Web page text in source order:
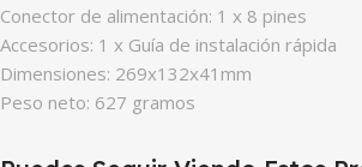
Conector de alimentación: 1 x 8 pines
Accesorios: 1 x Guía de instalación rápida
Dimensiones: 269x132x41mm
Peso neto: 627 gramos